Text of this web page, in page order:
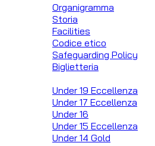
Organigramma
Storia
Facilities
Codice etico
Safeguarding Policy
Biglietteria
Under 19 Eccellenza
Under 17 Eccellenza
Under 16
Under 15 Eccellenza
Under 14 Gold